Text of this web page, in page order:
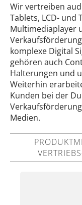
Wir vertreiben
Tablets, LCD- und
Multimediaplayer
komplexe Digital
gehören auch
Halterungen und
Weiterhin
Kunden bei der
Medien.